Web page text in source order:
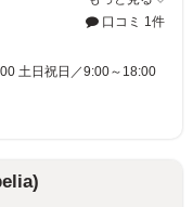
口コミ 1件
土日祝日／9:00～18:00